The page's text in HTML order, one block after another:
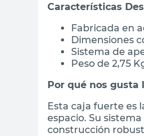
Características
Fabricada en
Dimensiones
Sistema de
Peso de 2,75
Por qué nos gusta
Esta caja fuerte es
espacio. Su
construcción